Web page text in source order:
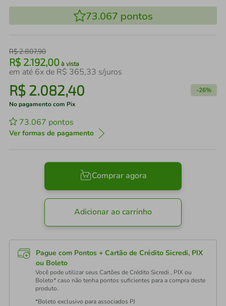
73.067 pontos
R$2.807,90
R$ 2.192,00 à vista
em até 6x de R$ 365,33 s/juros
R$ 2.082,40 -26%
No pagamento com Pix
73.067 pontos
Ver formas de pagamento
Comprar agora
Adicionar ao carrinho
Pague com Pontos + Cartão de Crédito Sicredi, PIX
ou Boleto
Você pode utilizar seus Cartões de Crédito Sicredi , PIX ou
Boleto* caso não tenha pontos suficientes para a compra deste
produto.
*Boleto exclusivo para associados PJ